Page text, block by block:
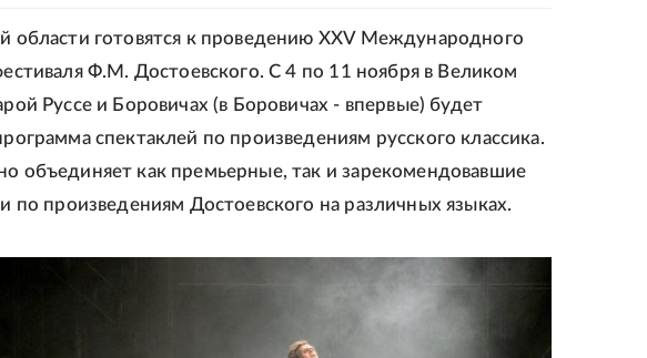
области готовятся к проведению XXV Международного
Ф.М. Достоевского. С 4 по 11 ноября в Великом
Руссе и Боровичах (в Боровичах - впервые) будет
спектаклей по произведениям русского классика.
объединяет как премьерные, так и зарекомендовавшие
по произведениям Достоевского на различных языках.